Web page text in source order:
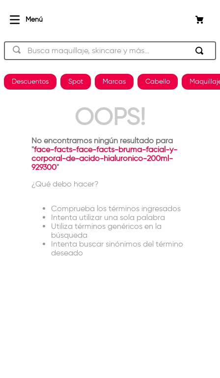
Busca maquillaje, skincare y más…
Descuentos Spot Marcas Cabello
OOPS!
No encontramos ningún resultado para
"face-facts-face-facts-bruma-facial-y-
corporal-de-acido-hialuronico-200ml-
929300"
¿Qué debo hacer?
Comprueba los términos ingresados
Intenta utilizar una sola palabra
Utiliza términos genéricos en la
búsqueda
Intenta buscar sinónimos del término
deseado